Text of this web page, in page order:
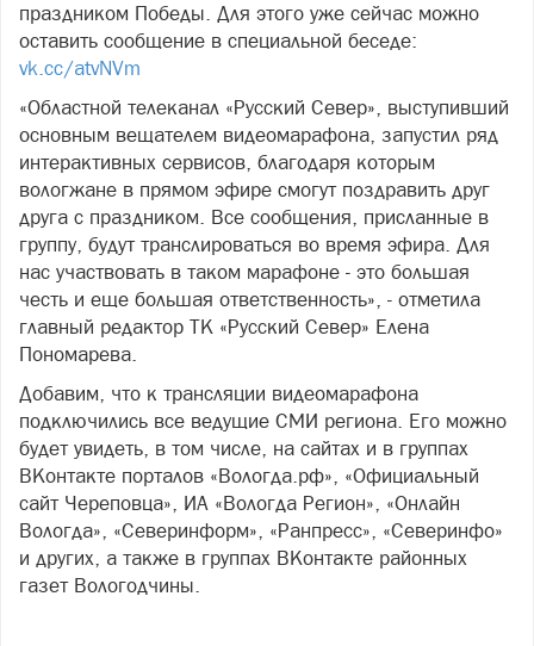
праздником Победы. Для этого уже сейчас можно
оставить сообщение в специальной беседе:
vk.cc/atvNVm
«Областной телеканал «Русский Север», выступивший
основным вещателем видеомарафона, запустил ряд
интерактивных сервисов, благодаря которым
вологжане в прямом эфире смогут поздравить друг
друга с праздником. Все сообщения, присланные в
группу, будут транслироваться во время эфира. Для
нас участвовать в таком марафоне - это большая
честь и еще большая ответственность», - отметила
главный редактор ТК «Русский Север» Елена
Пономарева.
Добавим, что к трансляции видеомарафона
подключились все ведущие СМИ региона. Его можно
будет увидеть, в том числе, на сайтах и в группах
ВКонтакте порталов «Вологда.рф», «Официальный
сайт Череповца», ИА «Вологда Регион», «Онлайн
Вологда», «Северинформ», «Ранпресс», «Северинфо»
и других, а также в группах ВКонтакте районных
газет Вологодчины.